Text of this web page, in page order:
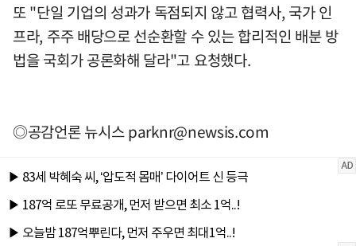
또 "단일 기업의 성과가 독점되지 않고 협력사, 국가 인
프라, 주주 배당으로 선순환할 수 있는 합리적인 배분 방
법을 국회가 공론화해 달라"고 요청했다.
◎공감언론 뉴시스parknr@newsis.com